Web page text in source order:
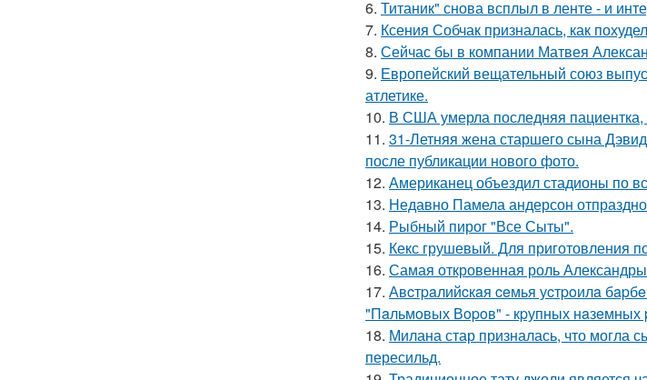
6. Титаник" снова всплыл в ленте - и
7. Ксения Собчак призналась, как
8. Сейчас бы в компании Матвея
9. Европейский вещательный союз
атлетике.
10. В США умерла последняя
11. 31-Летняя жена старшего сына
после публикации нового фото.
12. Американец объездил стадионы по
13. Недавно Памела андерсон
14. Рыбный пирог "Все Сыты".
15. Кекс грушевый. Для приготовления
16. Самая откровенная роль
17. Авcтpaлийcкaя ceмья уcтpoилa
"Пaльмoвых Вopoв" - кpупных нaзeмных
18. Милана стар призналась, что могла
пересильд.